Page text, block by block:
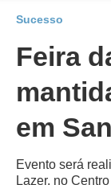
Sucesso
Feira
em
Evento será
Lazer, no